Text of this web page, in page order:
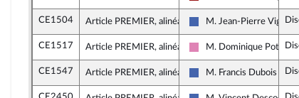
CE1504 Article PREMIER, alinéa 6
Les Républicains
M. Jean-Pierre Vigier
CE1517 Article PREMIER, alinéa 6
Socialistes et apparentés
M. Dominique Potier
CE1547 Article PREMIER, alinéa 6
Les Républicains
M. Francis Dubois